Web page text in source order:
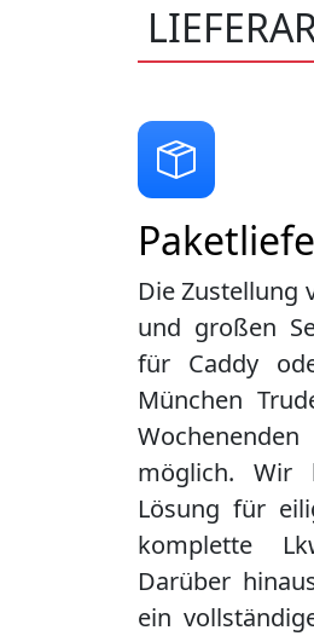
Die Zustellung
und großen
für Caddy
München
möglich. Wir
Lösung für
komplette
Darüber
ein